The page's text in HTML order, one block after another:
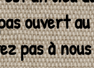
ouvert
pas à